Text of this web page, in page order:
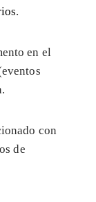
.
en el
con
de